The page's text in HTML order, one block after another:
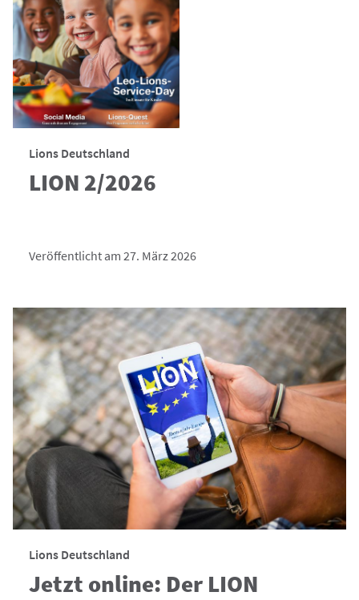
Lions Deutschland
LION 2/2026
Veröffentlicht am 27. März 2026
Lions Deutschland
Jetzt online: Der LION